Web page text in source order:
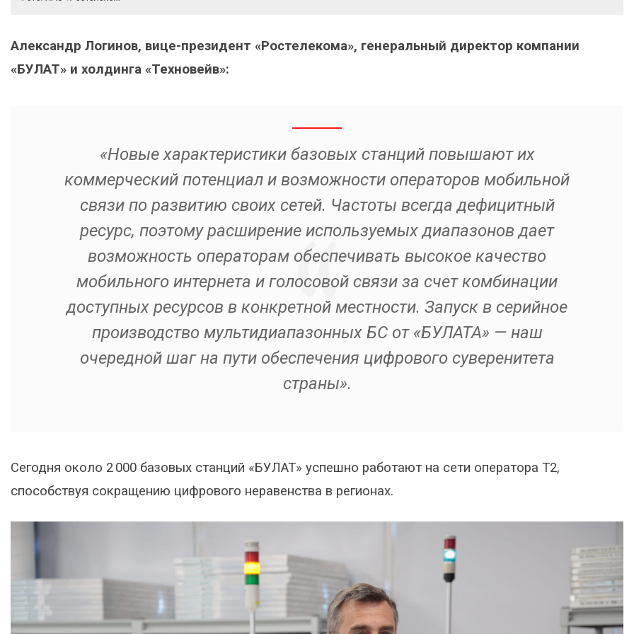
Александр Логинов, вице-президент «Ростелекома», генеральный директор компании
«БУЛАТ» и холдинга «Техновейв»:
«Новые характеристики базовых станций повышают их
коммерческий потенциал и возможности операторов мобильной
связи по развитию своих сетей. Частоты всегда дефицитный
ресурс, поэтому расширение используемых диапазонов дает
возможность операторам обеспечивать высокое качество
мобильного интернета и голосовой связи за счет комбинации
доступных ресурсов в конкретной местности. Запуск в серийное
производство мультидиапазонных БС от «БУЛАТА» — наш
очередной шаг на пути обеспечения цифрового суверенитета
страны».
Сегодня около 2 000 базовых станций «БУЛАТ» успешно работают на сети оператора Т2,
способствуя сокращению цифрового неравенства в регионах.